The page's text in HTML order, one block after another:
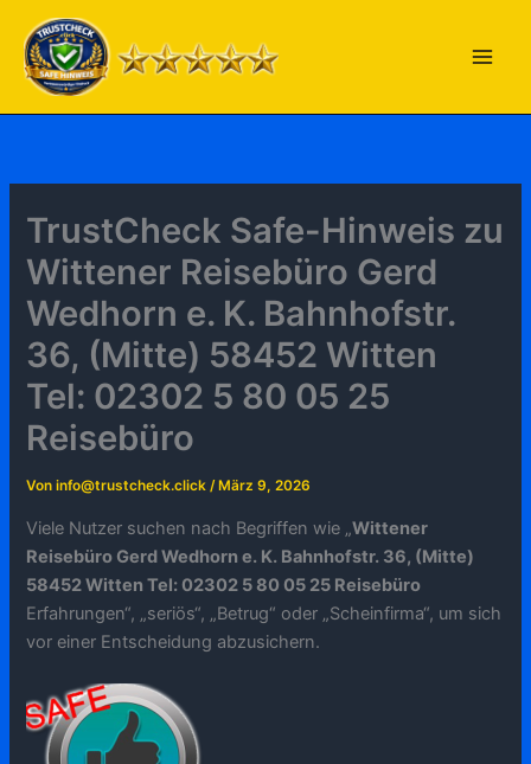
Inhalt
springen
TrustCheck Safe-Hinweis zu
Wittener Reisebüro Gerd
Wedhorn e. K. Bahnhofstr.
36, (Mitte) 58452 Witten
Tel: 02302 5 80 05 25
Reisebüro
Voninfo@trustcheck.click/ März 9, 2026
Viele Nutzer suchen nach Begriffen wie „Wittener
Reisebüro Gerd Wedhorn e. K. Bahnhofstr. 36, (Mitte)
58452 Witten Tel: 02302 5 80 05 25 Reisebüro
Erfahrungen“, „seriös“, „Betrug“ oder „Scheinfirma“, um sich
vor einer Entscheidung abzusichern.